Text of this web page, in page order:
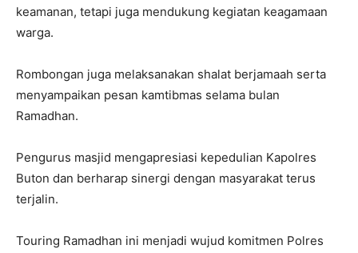
keamanan, tetapi juga mendukung kegiatan keagamaan
warga.
Rombongan juga melaksanakan shalat berjamaah serta
menyampaikan pesan kamtibmas selama bulan
Ramadhan.
Pengurus masjid mengapresiasi kepedulian Kapolres
Buton dan berharap sinergi dengan masyarakat terus
terjalin.
Touring Ramadhan ini menjadi wujud komitmen Polres